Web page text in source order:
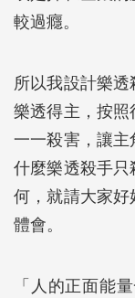
較過癮。
所以我設計樂
樂透得主，按
一一殺害，讓
什麼樂透殺手
何，就請大家
體會。
「人的正面能